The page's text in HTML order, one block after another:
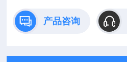
产品咨询